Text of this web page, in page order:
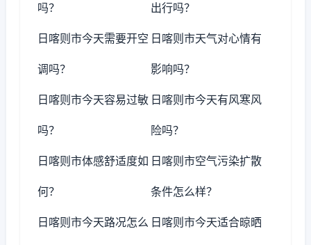
吗？ 出行吗？
日喀则市今天需要开空
调吗？
日喀则市天气对心情有
影响吗？
日喀则市今天容易过敏
吗？
日喀则市今天有风寒风
险吗？
日喀则市体感舒适度如
何？
日喀则市空气污染扩散
条件怎么样？
日喀则市今天路况怎么 日喀则市今天适合晾晒